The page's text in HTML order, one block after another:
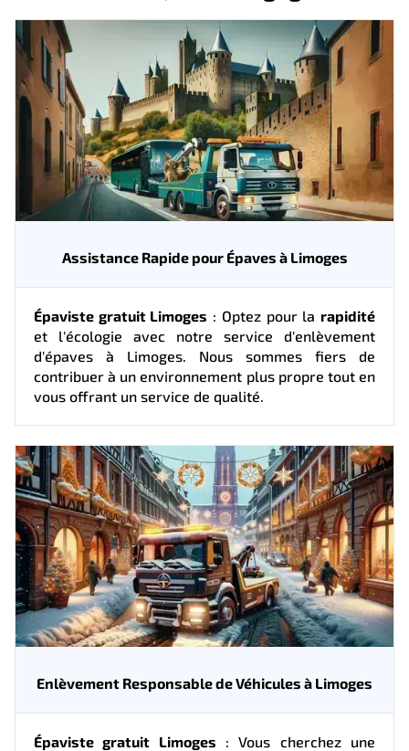
Assistance Rapide pour Épaves à Limoges
Épaviste gratuit Limoges : Optez pour la rapidité
et l'écologie avec notre service d'enlèvement
d'épaves à Limoges. Nous sommes fiers de
contribuer à un environnement plus propre tout en
vous offrant un service de qualité.
Enlèvement Responsable de Véhicules à Limoges
Épaviste gratuit Limoges : Vous cherchez une